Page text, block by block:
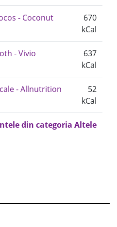
- Coconut
670
kCal
- Vivio
637
kCal
- Allnutrition
52
kCal
din categoria Altele